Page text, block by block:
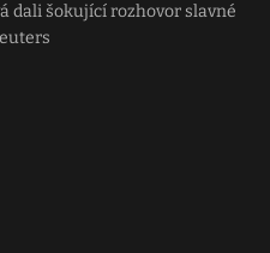
dali šokující rozhovor slavné